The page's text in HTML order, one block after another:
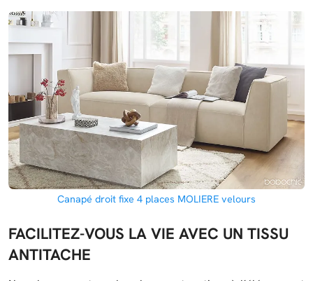
Canapé droit fixe 4 places MOLIERE velours
FACILITEZ-VOUS LA VIE AVEC UN TISSU
ANTITACHE